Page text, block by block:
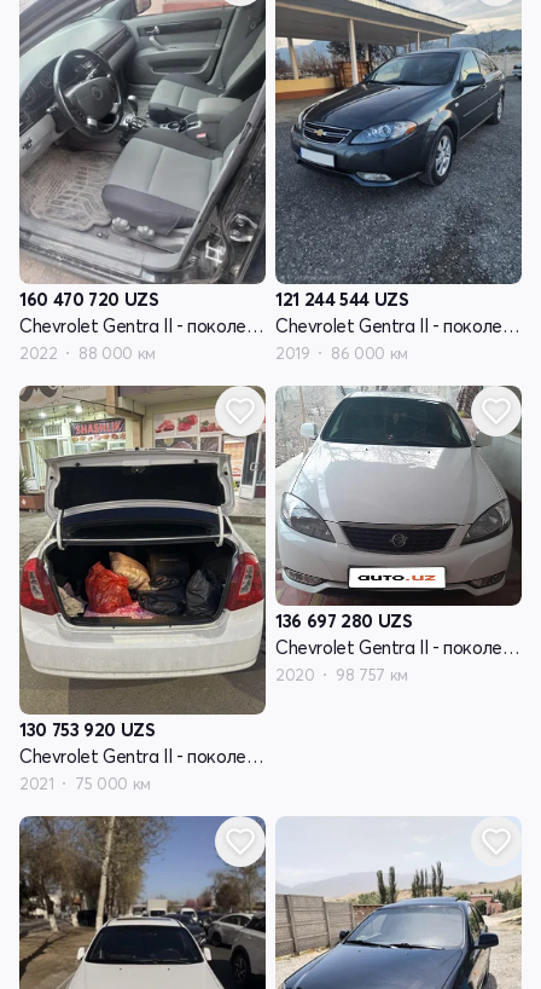
160 470 720 UZS
Chevrolet Gentra II - поколение
2022 88 000 км
121 244 544 UZS
Chevrolet Gentra II - поколение
2019 86 000 км
130 753 920 UZS
Chevrolet Gentra II - поколение
2021 75 000 км
136 697 280 UZS
Chevrolet Gentra II - поколение
2020 98 757 км